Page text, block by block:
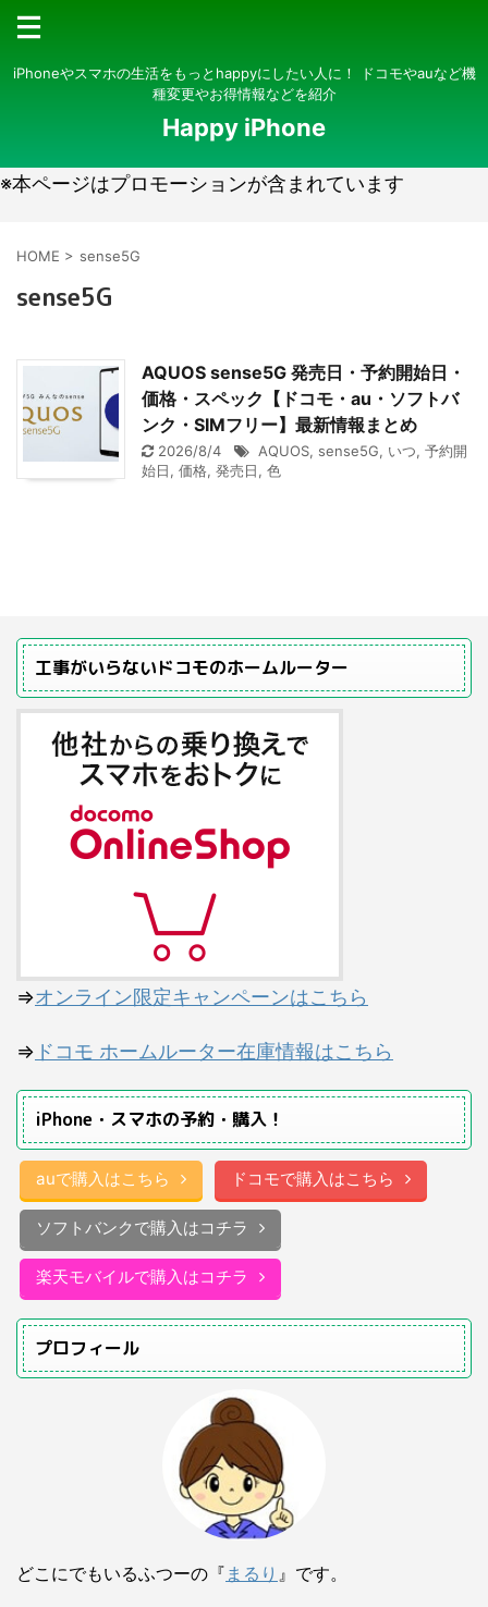
iPhoneやスマホの生活をもっとhappyにしたい人に！ ドコモやauなど機
種変更やお得情報などを紹介
Happy iPhone
※本ページはプロモーションが含まれています
HOME > sense5G
sense5G
AQUOS sense5G 発売日・予約開始日・
価格・スペック【ドコモ・au・ソフトバ
ンク・SIMフリー】最新情報まとめ
2026/8/4 AQUOS, sense5G, いつ, 予約開
始日, 価格, 発売日, 色
工事がいらないドコモのホームルーター
⇒オンライン限定キャンペーンはこちら
⇒ ドコモ ホームルーター在庫情報はこちら
iPhone・スマホの予約・購入！
auで購入はこちら ドコモで購入はこちら
ソフトバンクで購入はコチラ
楽天モバイルで購入はコチラ
プロフィール
どこにでもいるふつーの『 まるり 』です。